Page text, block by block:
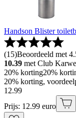
Handson Blister
(15)Beoordeeld met
10.39 met Club
20% korting20%
20% korting,
12.99
Prijs: 12.99 euro